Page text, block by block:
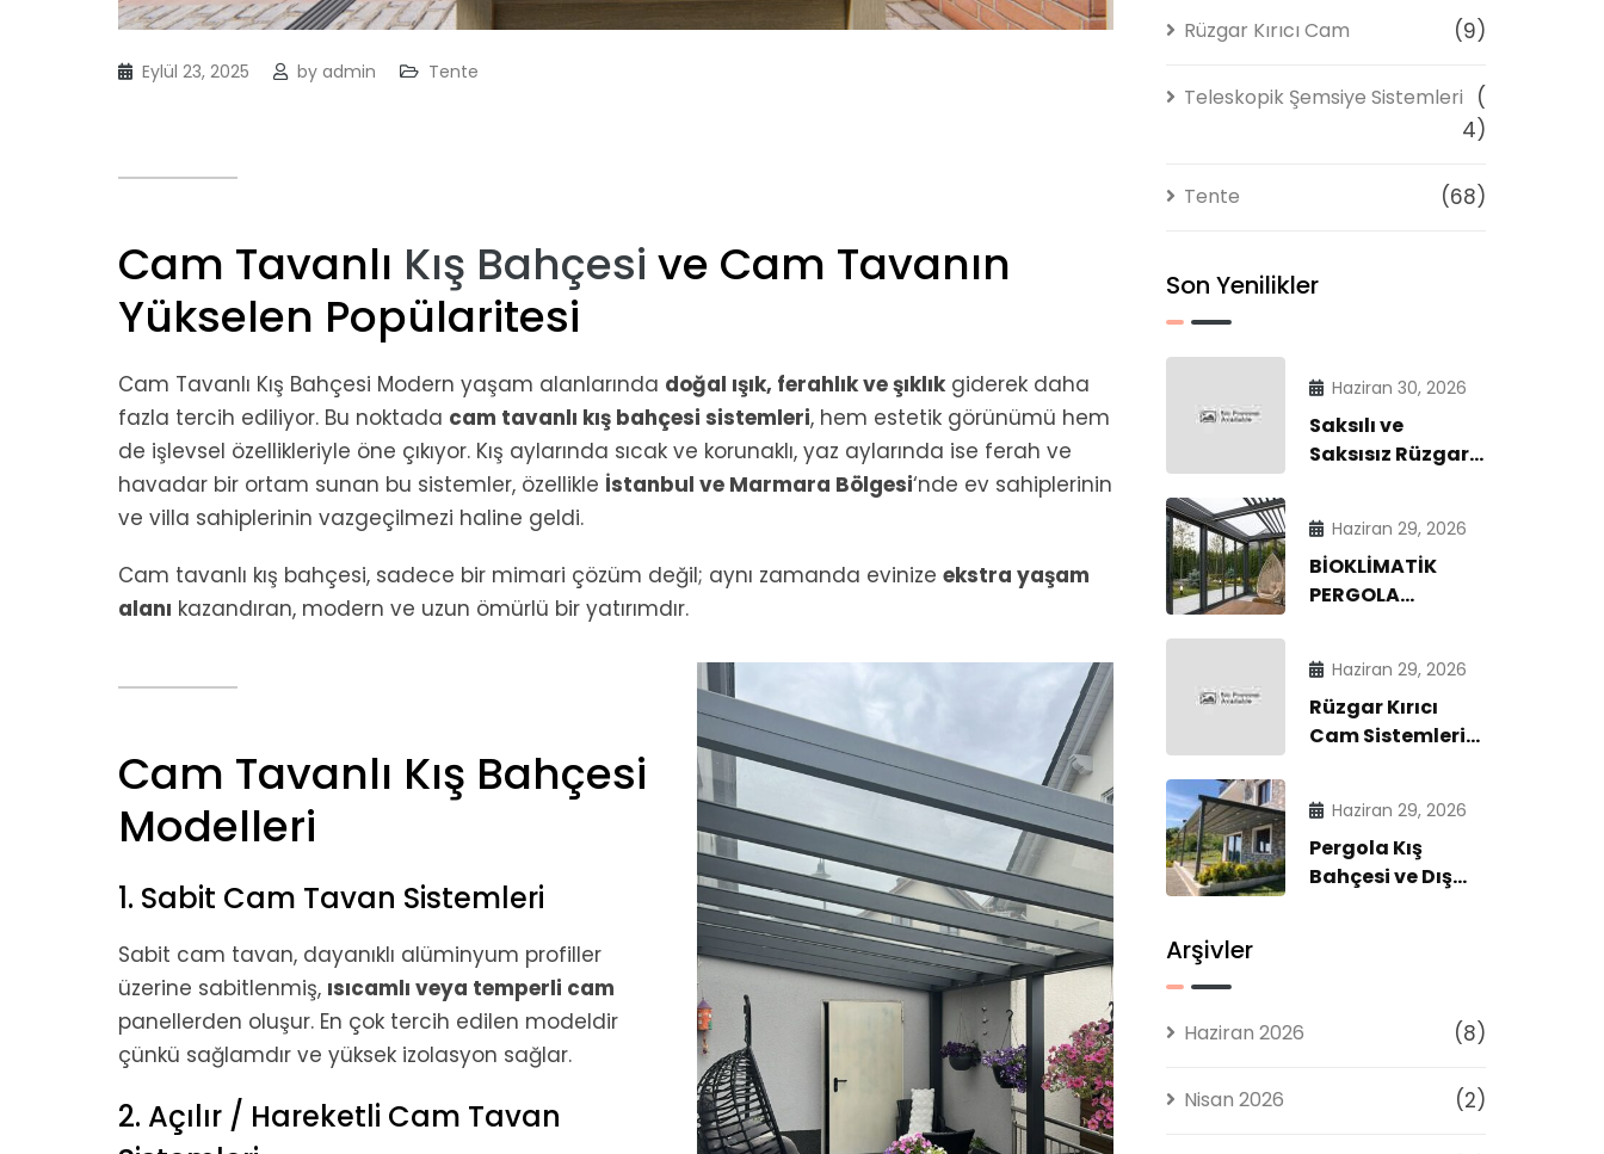
Eylül 23, 2025 by admin Tente
Cam Tavanlı Kış Bahçesi ve Cam Tavanın
Yükselen Popülaritesi
Cam Tavanlı Kış Bahçesi Modern yaşam alanlarında doğal ışık, ferahlık ve şıklık giderek daha
fazla tercih ediliyor. Bu noktada cam tavanlı kış bahçesi sistemleri, hem estetik görünümü hem
de işlevsel özellikleriyle öne çıkıyor. Kış aylarında sıcak ve korunaklı, yaz aylarında ise ferah ve
havadar bir ortam sunan bu sistemler, özellikle İstanbul ve Marmara Bölgesi‘nde ev sahiplerinin
ve villa sahiplerinin vazgeçilmezi haline geldi.
Cam tavanlı kış bahçesi, sadece bir mimari çözüm değil; aynı zamanda evinize ekstra yaşam
alanı kazandıran, modern ve uzun ömürlü bir yatırımdır.
Cam Tavanlı Kış Bahçesi
Modelleri
1. Sabit Cam Tavan Sistemleri
Sabit cam tavan, dayanıklı alüminyum profiller
üzerine sabitlenmiş, ısıcamlı veya temperli cam
panellerden oluşur. En çok tercih edilen modeldir
çünkü sağlamdır ve yüksek izolasyon sağlar.
2. Açılır / Hareketli Cam Tavan
Rüzgar Kırıcı Cam (9)
Teleskopik Şemsiye Sistemleri
(
4)
Tente (68)
Son Yenilikler
Haziran 30, 2026
Saksılı ve
Saksısız Rüzgar
Mevsim
Konforun
Modern Çözümü
Haziran 29, 2026
BİOKLİMATİK
PERGOLA
KONFORLU DIŞ
MEKÂN YAŞAM
ALANLARI 2026
Haziran 29, 2026
Rüzgar Kırıcı
Cam Sistemleri
Diamond Tente
2026
Haziran 29, 2026
Pergola Kış
Bahçesi ve Dış
Arşivler
Haziran 2026 (8)
Nisan 2026 (2)